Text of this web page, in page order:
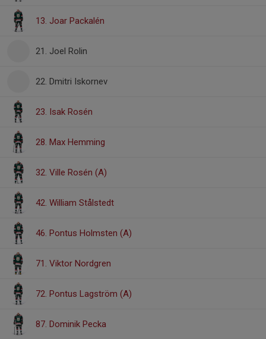
13. Joar Packalén
21. Joel Rolin
22. Dmitri Iskornev
23. Isak Rosén
28. Max Hemming
32. Ville Rosén (A)
42. William Stålstedt
46. Pontus Holmsten (A)
71. Viktor Nordgren
72. Pontus Lagström (A)
87. Dominik Pecka